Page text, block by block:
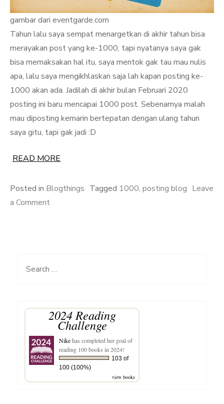
gambar dari eventgarde.com
Tahun lalu saya sempat menargetkan di akhir tahun bisa
merayakan post yang ke-1000, tapi nyatanya saya gak
bisa memaksakan hal itu, saya mentok gak tau mau nulis
apa, lalu saya mengikhlaskan saja lah kapan posting ke-
1000 akan ada. Jadilah di akhir bulan Februari 2020
posting ini baru mencapai 1000 post. Sebenarnya malah
mau diposting kemarin bertepatan dengan ulang tahun
saya gitu, tapi gak jadi :D
READ MORE
Posted in Blogthings Tagged 1000, posting blog Leave
a Commenton
Search
2024 Reading
Challenge
Nikehas completed her goal of
reading 100 books in 2024!
103 of
100 (100%)
view books